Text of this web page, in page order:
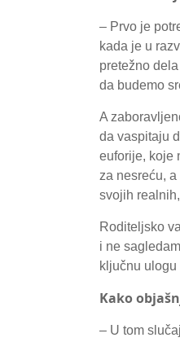
– Prvo je
kada je u
pretežno
da budemo
A
da vaspitaju
euforije, koje
za nesreću,
svojih
Roditeljsko
i ne
ključnu
Kako
– U tom